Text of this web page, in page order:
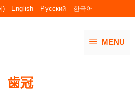
) English Русский 한국어
MENU
歯冠